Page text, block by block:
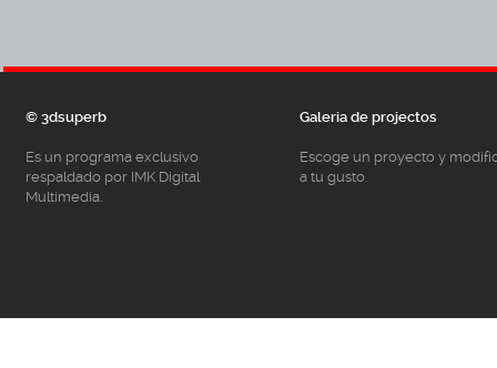
© 3dsuperb
Es un programa exclusivo
respaldado por IMK Digital
Multimedia.
Galeria de projectos
Escoge un proyecto y
a tu gusto.